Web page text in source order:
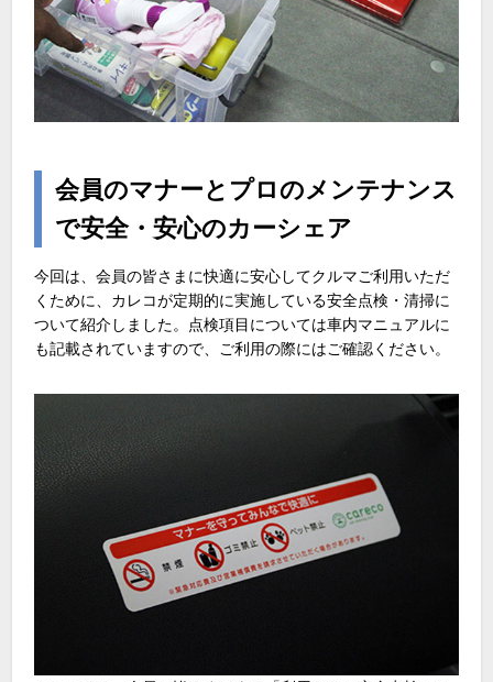
会員のマナーとプロのメンテナンス
で安全・安心のカーシェア
今回は、会員の皆さまに快適に安心してクルマご利用いただ
くために、カレコが定期的に実施している安全点検・清掃に
ついて紹介しました。点検項目については車内マニュアルに
も記載されていますので、ご利用の際にはご確認ください。